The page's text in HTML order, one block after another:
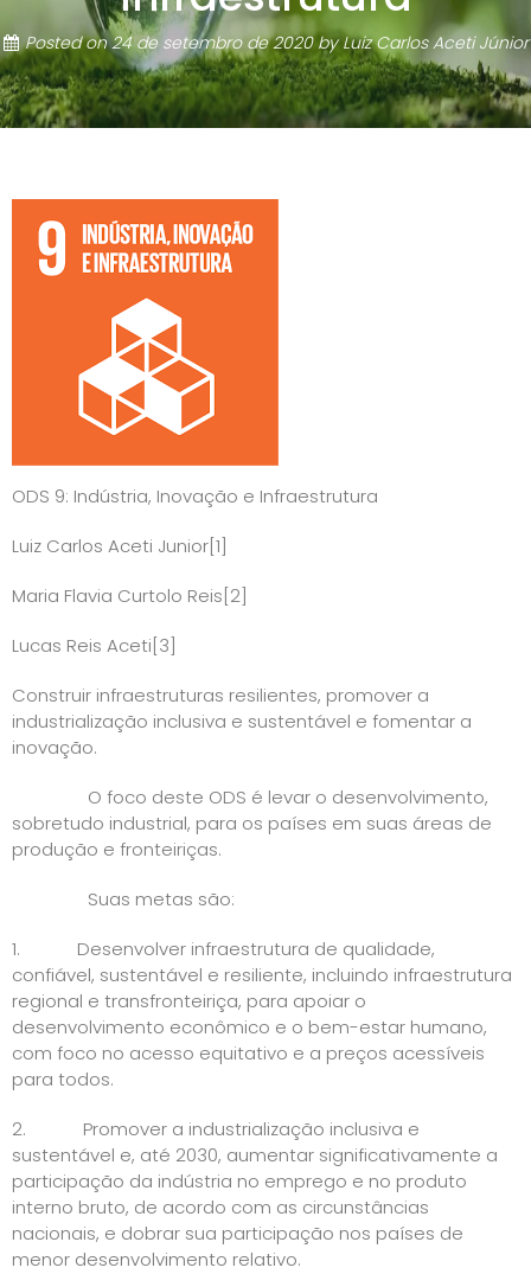
Posted on24 de setembro de 2020byLuiz Carlos Aceti Júnior
ODS 9: Indústria, Inovação e Infraestrutura
Luiz Carlos Aceti Junior[1]
Maria Flavia Curtolo Reis[2]
Lucas Reis Aceti[3]
Construir infraestruturas resilientes, promover a
industrialização inclusiva e sustentável e fomentar a
inovação.
O foco deste ODS é levar o desenvolvimento,
sobretudo industrial, para os países em suas áreas de
produção e fronteiriças.
Suas metas são:
1. Desenvolver infraestrutura de qualidade,
confiável, sustentável e resiliente, incluindo infraestrutura
regional e transfronteiriça, para apoiar o
desenvolvimento econômico e o bem-estar humano,
com foco no acesso equitativo e a preços acessíveis
para todos.
2. Promover a industrialização inclusiva e
sustentável e, até 2030, aumentar significativamente a
participação da indústria no emprego e no produto
interno bruto, de acordo com as circunstâncias
nacionais, e dobrar sua participação nos países de
menor desenvolvimento relativo.